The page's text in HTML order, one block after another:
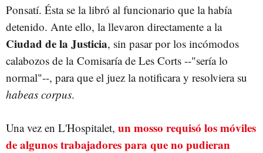
Ponsatí. Ésta se la libró al funcionario que la había
detenido. Ante ello, la llevaron directamente a la
Ciudad de la Justicia, sin pasar por los incómodos
calabozos de la Comisaría de Les Corts --"sería lo
normal"--, para que el juez la notificara y resolviera su
habeas corpus.
Una vez en L'Hospitalet, un mosso requisó los móviles
de algunos trabajadores para que no pudieran